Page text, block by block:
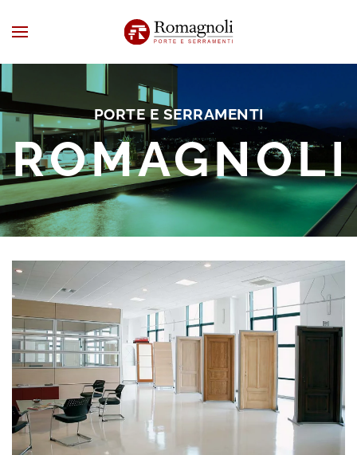
PORTE E SERRAMENTI
ROMAGNOLI